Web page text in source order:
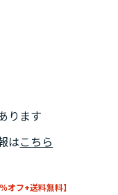
オフ+送料無料】
ります
はこちら